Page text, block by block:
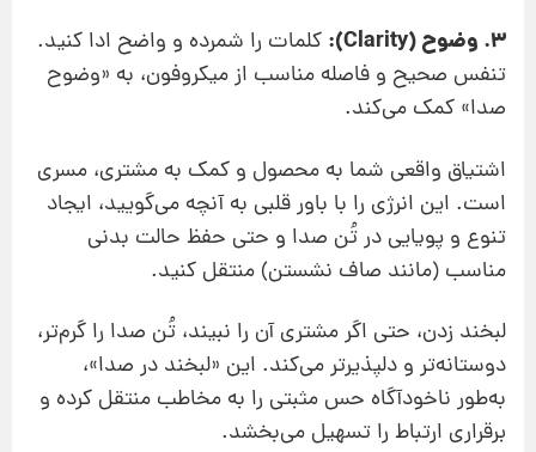
3. وضوح (Clarity):
کلمات را شمرده و واضح ادا کنید.
تنفس صحیح و فاصله مناسب از میکروفون، به «وضوح
صدا» کمک می‌کند.
اشتیاق واقعی شما به محصول و کمک به مشتری، مسری
است. این انرژی را با باور قلبی به آنچه می‌گویید، ایجاد
تنوع و پویایی در تُن صدا و حتی حفظ حالت بدنی
مناسب (مانند صاف نشستن) منتقل کنید.
لبخند زدن، حتی اگر مشتری آن را نبیند، تُن صدا را گرم‌تر،
دوستانه‌تر و دلپذیرتر می‌کند. این «لبخند در صدا»،
به‌طور ناخودآگاه حس مثبتی را به مخاطب منتقل کرده و
برقراری ارتباط را تسهیل می‌بخشد.